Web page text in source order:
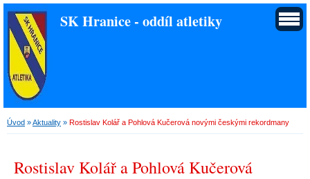
SK Hranice - oddíl atletiky
Úvod »Aktuality » Rostislav Kolář a Pohlová Kučerová novými českými rekordmany
Rostislav Kolář a Pohlová Kučerová